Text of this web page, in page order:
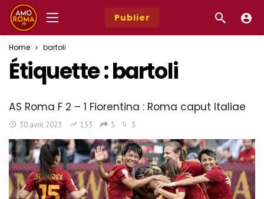
Publier
Home bartoli
Étiquette :bartoli
AS Roma F 2 – 1 Fiorentina : Roma caput Italiae
30 avril 2023 153 5 5